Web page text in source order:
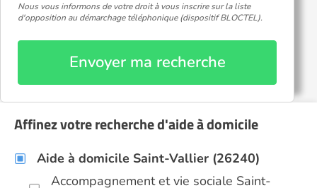
Nous vous informons de votre droit à vous inscrire sur la liste
d'opposition au démarchage téléphonique (dispositif BLOCTEL).
Envoyer ma recherche
Affinez votre recherche d'aide à domicile
Aide à domicile Saint-Vallier (26240)
Accompagnement et vie sociale Saint-